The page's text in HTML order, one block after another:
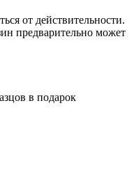
от действительности.
предварительно может
в подарок